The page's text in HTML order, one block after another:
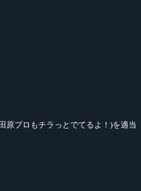
原プロもチラっとでてるよ！)を適当